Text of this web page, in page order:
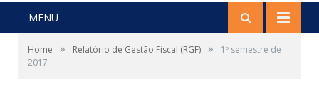
MENU
Home » Relatório de Gestão Fiscal (RGF) »
1º semestre de
2017